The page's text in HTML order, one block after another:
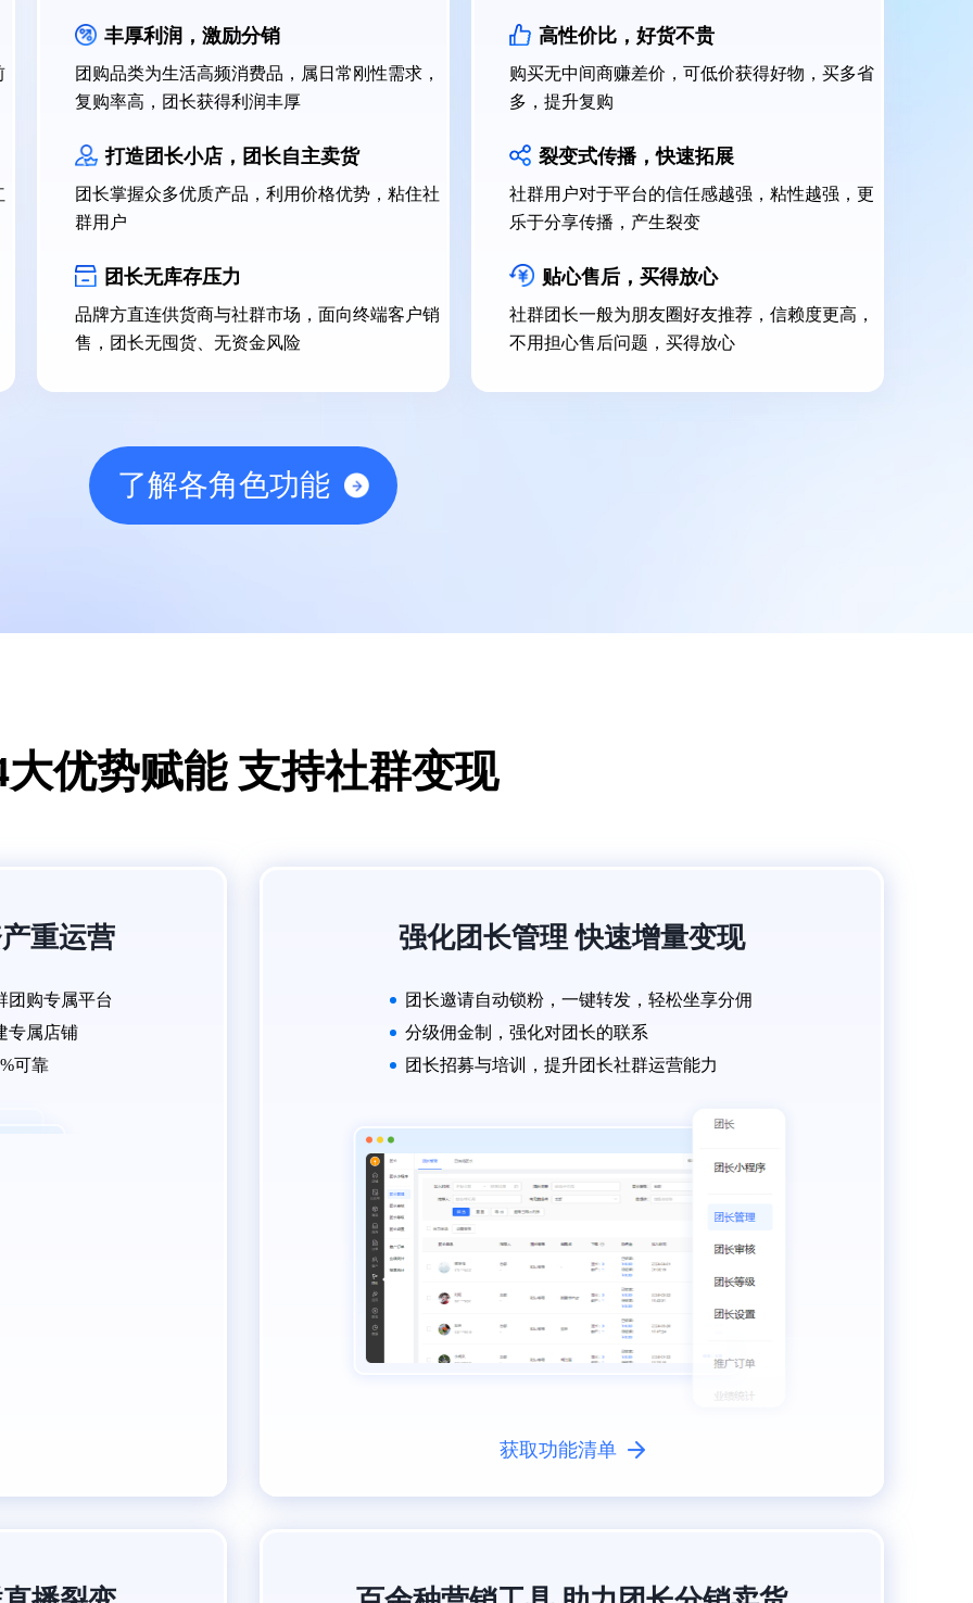
丰厚利润，激励分销
团购品类为生活高频消费品，属日常刚性需求，
复购率高，团长获得利润丰厚
打造团长小店，团长自主卖货
团长掌握众多优质产品，利用价格优势，粘住社
群用户
团长无库存压力
品牌方直连供货商与社群市场，面向终端客户销
售，团长无囤货、无资金风险
高性价比，好货不贵
购买无中间商赚差价，可低价获得好物，买多省
多，提升复购
裂变式传播，快速拓展
社群用户对于平台的信任感越强，粘性越强，更
乐于分享传播，产生裂变
贴心售后，买得放心
社群团长一般为朋友圈好友推荐，信赖度更高，
不用担心售后问题，买得放心
了解各角色功能
大优势赋能 支持社群变现
重运营
团购专属平台
专属店铺
可靠
强化团长管理 快速增量变现
团长邀请自动锁粉，一键转发，轻松坐享分佣
分级佣金制，强化对团长的联系
团长招募与培训，提升团长社群运营能力
获取功能清单